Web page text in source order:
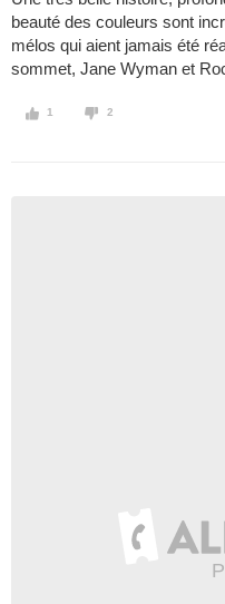
beauté des couleurs sont
mélos qui aient jamais été
sommet, Jane Wyman et
1 2